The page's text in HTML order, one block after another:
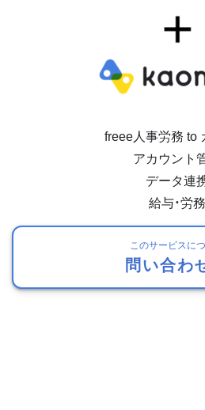
freee人事労務 to
アカウント
データ連
給与・労務
このサービスに
問い合わ